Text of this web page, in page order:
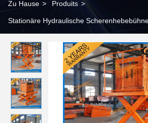
Zu Hause > Produits >
Stationäre Hydraulische
mechanische Scherenhebebühne 1T -